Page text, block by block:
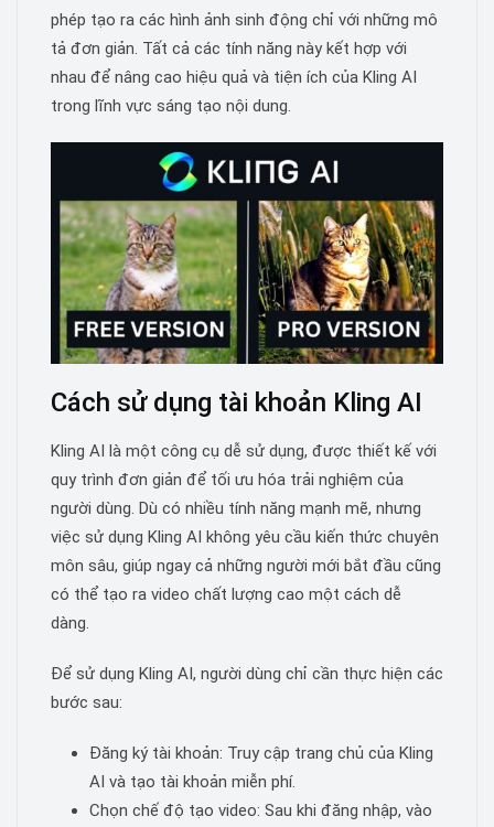
phép tạo ra các hình ảnh sinh động chỉ với những mô
tả đơn giản. Tất cả các tính năng này kết hợp với
nhau để nâng cao hiệu quả và tiện ích của Kling AI
trong lĩnh vực sáng tạo nội dung.
Cách sử dụng tài khoản Kling AI
Kling AI là một công cụ dễ sử dụng, được thiết kế với
quy trình đơn giản để tối ưu hóa trải nghiệm của
người dùng. Dù có nhiều tính năng mạnh mẽ, nhưng
việc sử dụng Kling AI không yêu cầu kiến thức chuyên
môn sâu, giúp ngay cả những người mới bắt đầu cũng
có thể tạo ra video chất lượng cao một cách dễ
dàng.
Để sử dụng Kling AI, người dùng chỉ cần thực hiện các
bước sau:
Đăng ký tài khoản: Truy cập trang chủ của Kling
AI và tạo tài khoản miễn phí.
Chọn chế độ tạo video: Sau khi đăng nhập, vào